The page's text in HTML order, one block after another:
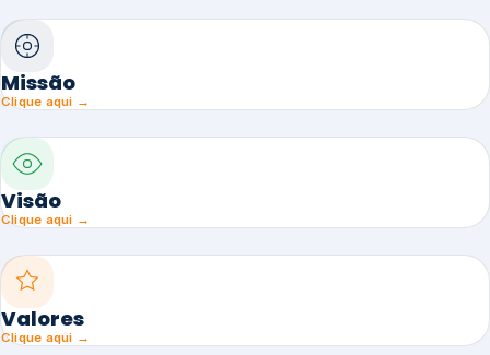
Missão
Clique aqui →
Visão
Clique aqui →
Valores
Clique aqui →